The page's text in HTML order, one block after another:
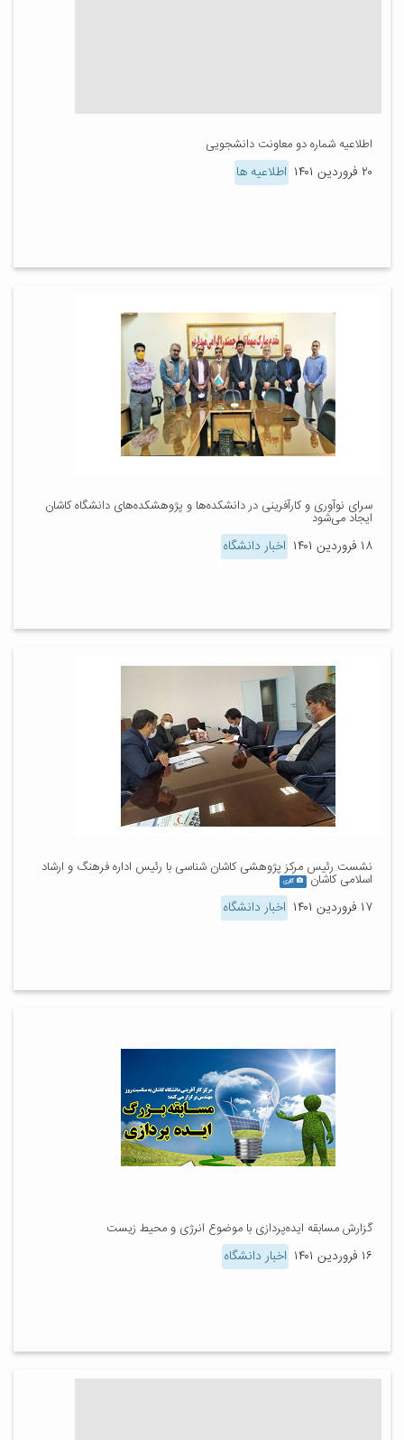
اطلاعیه شماره دو معاونت دانشجویی
۲۰ فروردین ۱۴۰۱ اطلاعیه ها
سرای نوآوری و کارآفرینی در دانشکده‌ها و پژوهشکده‌های دانشگاه کاشان
ایجاد می‌شود
۱۸ فروردین ۱۴۰۱ اخبار دانشگاه
نشست رئیس مرکز پژوهشی کاشان شناسی با رئیس اداره فرهنگ و ارشاد
اسلامی کاشان گالری
۱۷ فروردین ۱۴۰۱ اخبار دانشگاه
گزارش مسابقه ایده‌پردازی با موضوع انرژی و محیط زیست
۱۶ فروردین ۱۴۰۱ اخبار دانشگاه